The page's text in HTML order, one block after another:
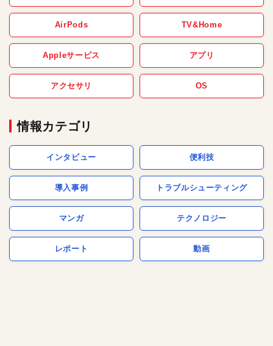
AirPods TV&Home
Appleサービス アプリ
アクセサリ OS
情報カテゴリ
インタビュー 便利技
導入事例 トラブルシューティング
マンガ テクノロジー
レポート 動画